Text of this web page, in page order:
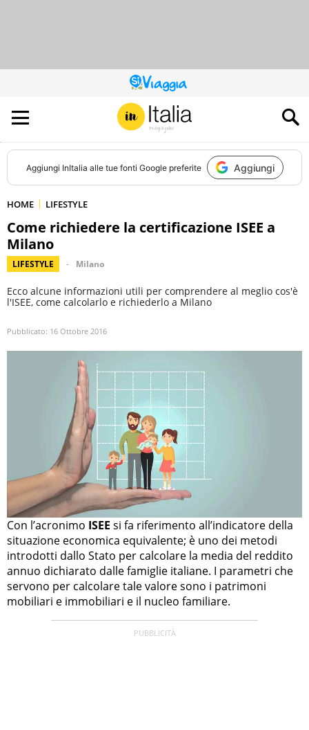
QUESTO
SITO
CONTRIBUISCE
ALL’AUDIENCE
DI
Aggiungi InItalia alle tue fonti Google preferite Aggiungi
HOME LIFESTYLE
Come richiedere la certificazione ISEE a
Milano
LIFESTYLE Milano
Ecco alcune informazioni utili per comprendere al meglio cos'è
l'ISEE, come calcolarlo e richiederlo a Milano
Pubblicato: 16 Ottobre 2016
Con l’acronimo ISEE si fa riferimento all’indicatore della
situazione economica equivalente; è uno dei metodi
introdotti dallo Stato per calcolare la media del reddito
annuo dichiarato dalle famiglie italiane. I parametri che
servono per calcolare tale valore sono i patrimoni
mobiliari e immobiliari e il nucleo familiare.